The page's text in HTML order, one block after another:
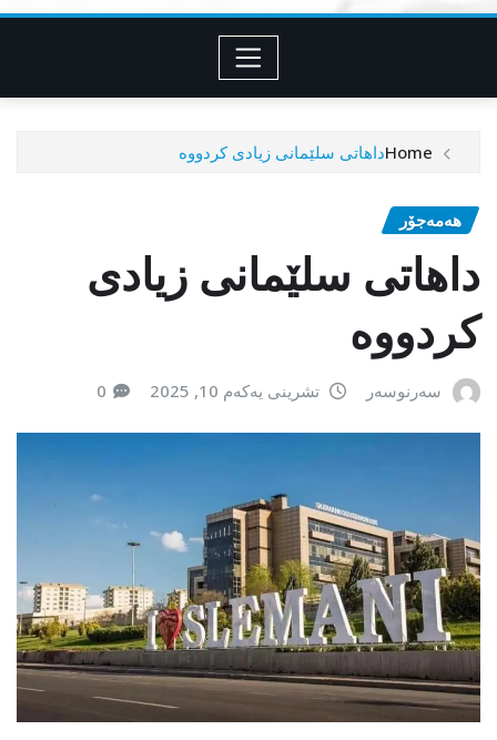
Homeداهاتی سلێمانی زیادی کردووە
هەمەجۆر
داهاتی سلێمانی زیادی
کردووە
سەرنوسەر تشرینی یەکەم 10, 2025 0